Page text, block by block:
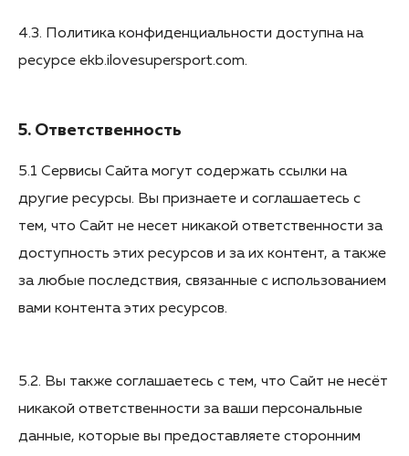
4.3. Политика конфиденциальности доступна на
ресурсе ekb.ilovesupersport.com.
5. Ответственность
5.1 Сервисы Сайта могут содержать ссылки на
другие ресурсы. Вы признаете и соглашаетесь с
тем, что Сайт не несет никакой ответственности за
доступность этих ресурсов и за их контент, а также
за любые последствия, связанные с использованием
вами контента этих ресурсов.
5.2. Вы также соглашаетесь с тем, что Сайт не несёт
никакой ответственности за ваши персональные
данные, которые вы предоставляете сторонним